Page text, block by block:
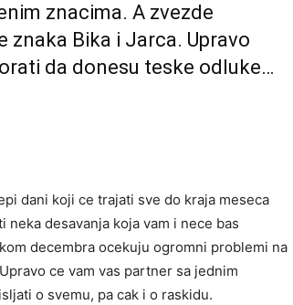
znacima. A zvezde
znaka Bika i Jarca. Upravo
da donesu teske odluke…
dani koji ce trajati sve do kraja meseca
desavanja koja vam i nece bas
decembra ocekuju ogromni problemi na
ce vam vas partner sa jednim
o svemu, pa cak i o raskidu.